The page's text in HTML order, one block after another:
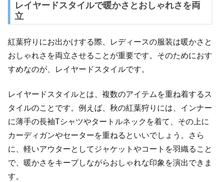
レイヤードスタイルで暖かさとおしゃれさを両
立
紅葉狩りにお出かけする際、レディースの服装は暖かさと
おしゃれさを両立させることが重要です。そのためにおす
すめなのが、レイヤードスタイルです。
レイヤードスタイルとは、複数のアイテムを重ね着するス
タイルのことです。例えば、秋の紅葉狩りには、インナー
に薄手の長袖Tシャツやタートルネックを着て、その上に
カーディガンやセーターを重ねるといいでしょう。さら
に、軽いアウターとしてジャケットやコートを羽織ること
で、暖かさをキープしながらおしゃれな印象を演出できま
す。